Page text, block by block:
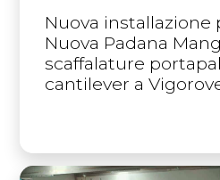
Nuova installazione
Nuova Padana
scaffalature
cantilever a